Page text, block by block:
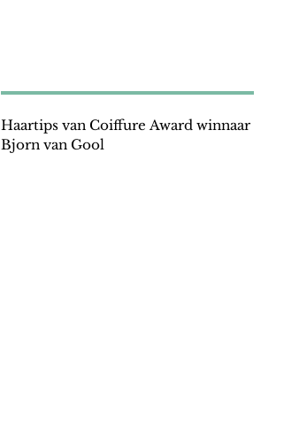
Haartips van Coiffure Award winnaar
Bjorn van Gool